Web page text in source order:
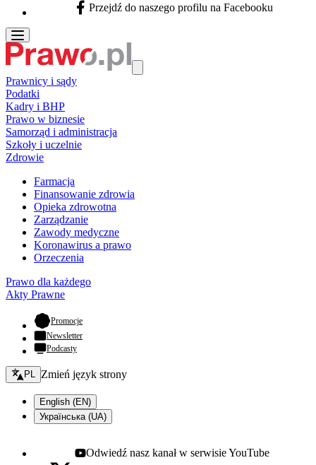
Facebook - otwiera się w nowej karcie
Przejdź do naszego profilu na Facebooku
Prawnicy i sądy
Podatki
Kadry i BHP
Prawo w biznesie
Samorząd i administracja
Szkoły i uczelnie
Zdrowie
Farmacja
Finansowanie zdrowia
Opieka zdrowotna
Zarządzanie
Zawody medyczne
Koronawirus a prawo
Orzeczenia
Prawo dla każdego
Akty Prawne
Promocje- otwiera się w nowej karcie
Newsletter
Podcasty
Zmień język - bieżący:
PL Zmień język strony
English (EN)
Українська (UA)
Youtube - otwiera się w nowej karcie
Odwiedź nasz kanał w serwisie YouTube